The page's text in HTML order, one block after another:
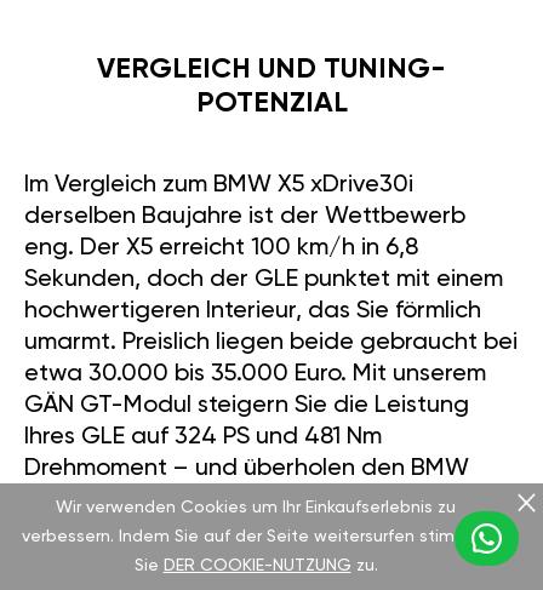
VERGLEICH UND TUNING-
POTENZIAL
Im Vergleich zum BMW X5 xDrive30i
derselben Baujahre ist der Wettbewerb
eng. Der X5 erreicht 100 km/h in 6,8
Sekunden, doch der GLE punktet mit einem
hochwertigeren Interieur, das Sie förmlich
umarmt. Preislich liegen beide gebraucht bei
etwa 30.000 bis 35.000 Euro. Mit unserem
GÄN GT-Modul steigern Sie die Leistung
Ihres GLE auf 324 PS und 481 Nm
Drehmoment – und überholen den BMW
mühelos. Die Installation dauert weniger als
15 Minuten, und Sie steuern alles bequem
per App: Sportmodus für Adrenalin, Eco-
Wir verwenden Cookies um Ihr Einkaufserlebnis zu
verbessern. Indem Sie auf der Seite weitersurfen stimmen
Sie DER COOKIE-NUTZUNG zu.